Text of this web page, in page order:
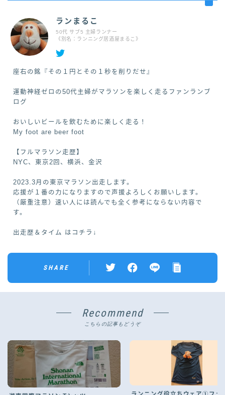
ランまるこ
50代 サブ5 主婦ランナー
《別名：ランニング居酒屋まるこ》
座右の銘『その１円とその１秒を削りだせ』
運動神経ゼロの50代主婦がマラソンを楽しく走るファンランブ
ログ
おいしいビールを飲むために楽しく走る！
My foot are beer foot
【フルマラソン走歴】
NYC、東京2回、横浜、金沢
2023.3月の東京マラソン出走します。
応援が１番の力になりますので声援よろしくお願いします。
（厳重注意）速い人には読んでも全く参考にならない内容で
す。
出走歴＆タイム はコチラ↓
SHARE
Recommend
こちらの記事もどうぞ